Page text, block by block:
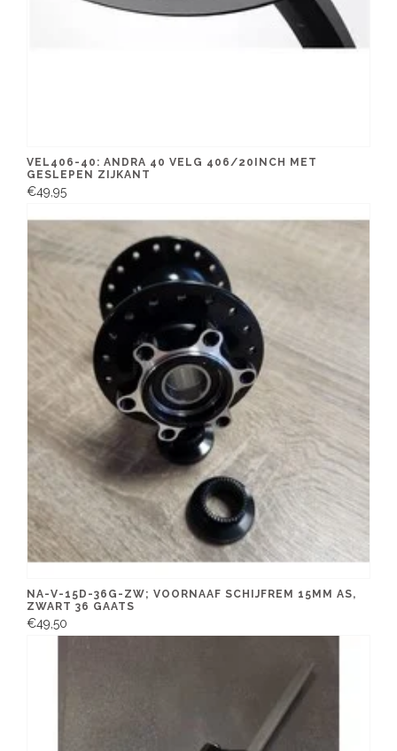
VEL406-40: ANDRA 40 VELG 406/20INCH MET
GESLEPEN ZIJKANT
€49,95
NA-V-15D-36G-ZW; VOORNAAF SCHIJFREM 15MM AS,
ZWART 36 GAATS
€49,50